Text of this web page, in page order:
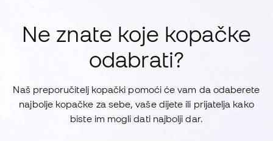
Ne znate koje kopačke
odabrati?
Naš preporučitelj kopački pomoći će vam da odaberete
najbolje kopačke za sebe, vaše dijete ili prijatelja kako
biste im mogli dati najbolji dar.